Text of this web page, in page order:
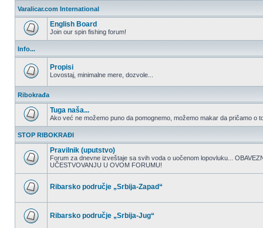
postova
Varalicar.com International
English Board
Join our spin fishing forum!
Info...
nepročitanih
postova
Propisi
Lovostaj, minimalne mere, dozvole...
Ribokrađa
postova
Tuga naša...
Ako već ne možemo puno da pomognemo, možemo makar da pričamo o
STOP RIBOKRAĐI
Nema
nepročitanih
Pravilnik (uputstvo)
Forum za dnevne izveštaje sa svih voda o uočenom lopovluku...
UČESTVOVANJU U OVOM FORUMU!
nepročitanih
Ribarsko područje „Srbija-Zapad“
Ribarsko područje „Srbija-Jug“